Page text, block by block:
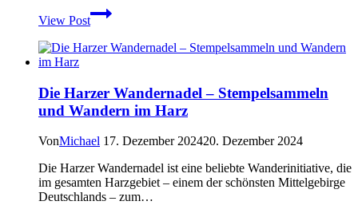
View Post
#HWN2024
Die Harzer Wandernadel – Stempelsammeln
und Wandern im Harz
VonMichael 17. Dezember 202420. Dezember 2024
Die Harzer Wandernadel ist eine beliebte Wanderinitiative, die
im gesamten Harzgebiet – einem der schönsten Mittelgebirge
Deutschlands – zum…